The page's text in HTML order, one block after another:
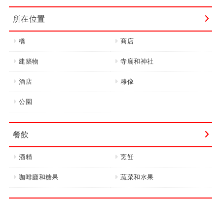
所在位置
橋 商店
建築物 寺廟和神社
酒店 雕像
公園
餐飲
酒精 烹飪
咖啡廳和糖果 蔬菜和水果